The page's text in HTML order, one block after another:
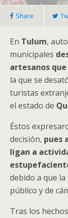
Share
En Tulum,
municipales
artesanos
la que se
turistas
el estado de
Éstos
decisión, pues
ligan a
debido a que
público y de
Tras los